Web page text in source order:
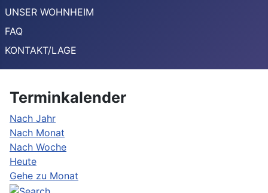
UNSER WOHNHEIM
FAQ
KONTAKT/LAGE
Terminkalender
Nach Jahr
Nach Monat
Nach Woche
Heute
Gehe zu Monat